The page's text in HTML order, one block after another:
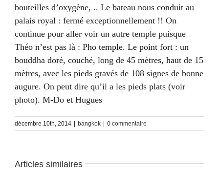
bouteilles d’oxygène, .. Le bateau nous conduit au
palais royal : fermé exceptionnellement !! On
continue pour aller voir un autre temple puisque
Théo n’est pas là : Pho temple. Le point fort : un
bouddha doré, couché, long de 45 mètres, haut de 15
mètres, avec les pieds gravés de 108 signes de bonne
augure. On peut dire qu’il a les pieds plats (voir
photo). M-Do et Hugues
décembre 10th, 2014 bangkok 0 commentaire
Articles similaires